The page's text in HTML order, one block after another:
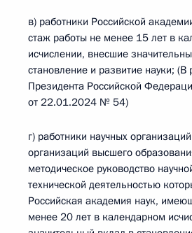
в) работники Российской
стаж работы не менее 15 лет в
исчислении, внесшие
становление и развитие науки;
Президента Российской
от 22.01.2024 № 54)
г) работники научных
организаций высшего
методическое руководство
технической деятельностью
Российская академия наук,
менее 20 лет в календарном